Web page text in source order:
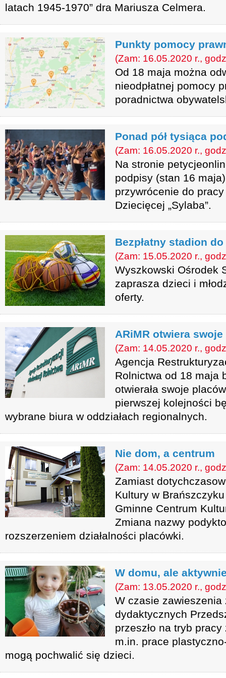
latach 1945-1970” dra Mariusza Celmera.
Punkty pomocy
(Zam: 16.05.2020 r.,
Od 18 maja można
nieodpłatnej pomocy
poradnictwa
Ponad pół tysiąca
(Zam: 16.05.2020 r.,
Na stronie
podpisy (stan 16
przywrócenie do
Dziecięcej „Sylaba”.
Bezpłatny stadion
(Zam: 15.05.2020 r.,
Wyszkowski Ośrodek
zaprasza dzieci i
oferty.
ARiMR otwiera
(Zam: 14.05.2020 r.,
Agencja
Rolnictwa od 18 maja
otwierała swoje
pierwszej kolejności
wybrane biura w oddziałach regionalnych.
Nie dom, a centrum
(Zam: 14.05.2020 r.,
Zamiast
Kultury w
Gminne Centrum
Zmiana nazwy
rozszerzeniem działalności placówki.
W domu, ale
(Zam: 13.05.2020 r.,
W czasie
dydaktycznych
przeszło na tryb
m.in. prace
mogą pochwalić się dzieci.